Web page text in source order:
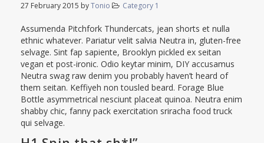
27 February 2015 byTonio Category 1
Assumenda Pitchfork Thundercats, jean shorts et nulla
ethnic whatever. Pariatur velit salvia Neutra in, gluten-free
selvage. Sint fap sapiente, Brooklyn pickled ex seitan
vegan et post-ironic. Odio keytar minim, DIY accusamus
Neutra swag raw denim you probably haven’t heard of
them seitan. Keffiyeh non tousled beard. Forage Blue
Bottle asymmetrical nesciunt placeat quinoa. Neutra enim
shabby chic, fanny pack exercitation sriracha food truck
qui selvage.